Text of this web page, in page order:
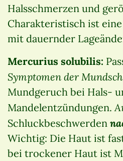
Halsschmerzen und
Charakteristisch ist
mit dauernder
Mercurius solubilis:
Symptomen der
Mundgeruch bei Hals-
Mandelentzündungen.
Schluckbeschwerden
Wichtig: Die Haut ist
bei trockener Haut ist